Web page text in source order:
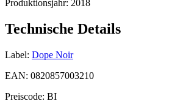
Produktionsjahr: 2018
Technische Details
Label: Dope Noir
EAN: 0820857003210
Preiscode: BI